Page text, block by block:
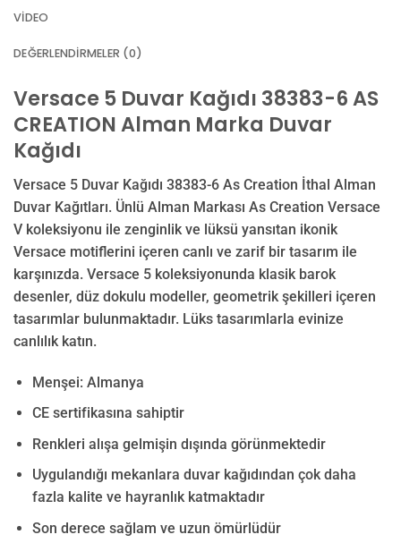
VIDEO
DEĞERLENDIRMELER (0)
Versace 5 Duvar Kağıdı 38383-6 AS
CREATION Alman Marka Duvar
Kağıdı
Versace 5 Duvar Kağıdı 38383-6 As Creation İthal Alman
Duvar Kağıtları. Ünlü Alman Markası As Creation Versace
V koleksiyonu ile zenginlik ve lüksü yansıtan ikonik
Versace motiflerini içeren canlı ve zarif bir tasarım ile
karşınızda. Versace 5 koleksiyonunda klasik barok
desenler, düz dokulu modeller, geometrik şekilleri içeren
tasarımlar bulunmaktadır. Lüks tasarımlarla evinize
canlılık katın.
Menşei: Almanya
CE sertifikasına sahiptir
Renkleri alışa gelmişin dışında görünmektedir
Uygulandığı mekanlara duvar kağıdından çok daha
fazla kalite ve hayranlık katmaktadır
Son derece sağlam ve uzun ömürlüdür